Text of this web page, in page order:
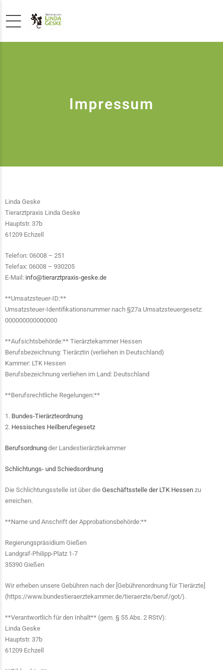
Impressum
Linda Geske
Tierarztpraxis Linda Geske
Hauptstr. 37b
61209 Echzell
Telefon: 06008 – 251
Telefax: 06008 – 930205
E-Mail: info@tierarztpraxis-geske.de
**Umsatzsteuer-ID:**
Umsatzsteuer-Identifikationsnummer nach §27a Umsatzsteuergesetz:
000000000000000
**Aufsichtsbehörde:** Tierärztekammer Hessen
Berufsbezeichnung: Tierärztin (verliehen in Deutschland)
Kammer: LTK Hessen
Berufsbezeichnung verliehen im Land: Deutschland
**Berufsrechtliche Regelungen:**
1. Bundes-Tierärzteordnung
2. Hessisches Heilberufegesetz
Berufsordnung der Landestierärztekammer
Schlichtungs- und Schiedsordnung
Die Schlichtungsstelle ist über die Geschäftsstelle der LTK Hessen zu
erreichen.
**Name und Anschrift der Approbationsbehörde:**
Regierungspräsidium Gießen
Landgraf-Philipp-Platz 1-7
35390 Gießen
Wir erheben unsere Gebühren nach der [Gebührenordnung für Tierärzte]
(https://www.bundestieraerztekammer.de/tieraerzte/beruf/got/).
**Verantwortlich für den Inhalt** (gem. § 55 Abs. 2 RStV):
Linda Geske
Hauptstr. 37b
61209 Echzell